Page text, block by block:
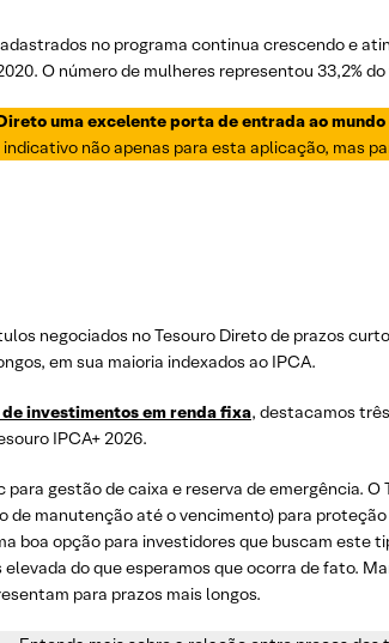
no programa continua crescendo e
O número de mulheres representou 33,2%
uma excelente porta de entrada ao
indicativo não apenas para esta aplicação, mas
negociados no Tesouro Direto de prazos
em sua maioria indexados ao IPCA.
investimentos em renda fixa, destacamos
IPCA+ 2026.
para gestão de caixa e reserva de emergência.
de manutenção até o vencimento) para
boa opção para investidores que buscam este
do que esperamos que ocorra de fato.
para prazos mais longos.